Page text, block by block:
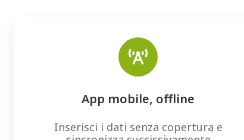
App mobile, offline
Inserisci i dati senza copertura e